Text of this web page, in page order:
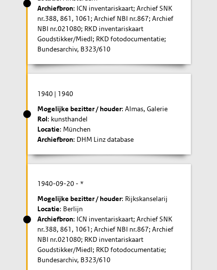
Archiefbron: ICN inventariskaart; Archief SNK
nr.388, 861, 1061; Archief NBI nr.867; Archief
NBI nr.021080; RKD inventariskaart
Goudstikker/Miedl; RKD fotodocumentatie;
Bundesarchiv, B323/610
1940 | 1940
Mogelijke bezitter / houder: Almas, Galerie
Rol: kunsthandel
Locatie: München
Archiefbron: DHM Linz database
1940-09-20 - *
Mogelijke bezitter / houder: Rijkskanselarij
Locatie: Berlijn
Archiefbron: ICN inventariskaart; Archief SNK
nr.388, 861, 1061; Archief NBI nr.867; Archief
NBI nr.021080; RKD inventariskaart
Goudstikker/Miedl; RKD fotodocumentatie;
Bundesarchiv, B323/610